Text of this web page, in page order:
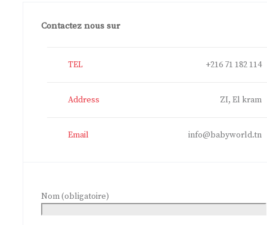
Contactez nous sur
TEL +216 71 182 114
Address ZI, El kram
Email info@babyworld.tn
Nom (obligatoire)